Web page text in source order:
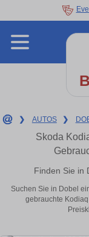
❯ AUTOS ❯
Skoda
Finden Sie in
Suchen Sie in Dobel
gebrauchte